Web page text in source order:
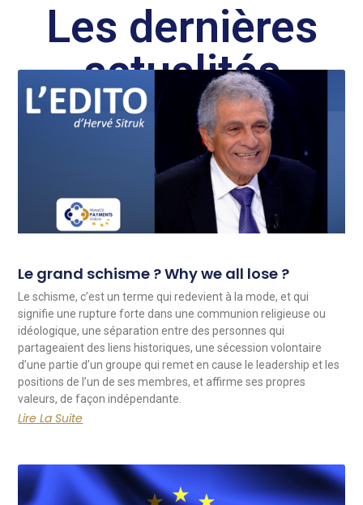
Les dernières
actualités
Le grand schisme ? Why we all lose ?
Le schisme, c’est un terme qui redevient à la mode, et qui
signifie une rupture forte dans une communion religieuse ou
idéologique, une séparation entre des personnes qui
partageaient des liens historiques, une sécession volontaire
d’une partie d’un groupe qui remet en cause le leadership et les
positions de l’un de ses membres, et affirme ses propres
valeurs, de façon indépendante.
Lire La Suite